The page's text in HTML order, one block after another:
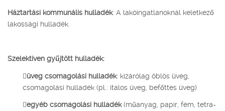
Háztartási kommunális hulladék: A lakóingatlanoknál keletkező
lakossági hulladék.
Szelektíven gyűjtött hulladék:
üveg csomagolási hulladék: kizárólag öblös üveg,
csomagolási hulladék (pl.: italos üveg, befőttes üveg)
egyéb csomagolási hulladék(műanyag, papír, fém, tetra-